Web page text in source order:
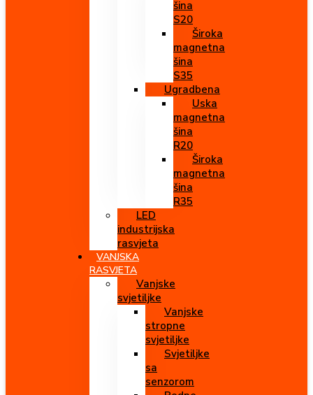
šina
S20
Široka
magnetna
šina
S35
Ugradbena
Uska
magnetna
šina
R20
Široka
magnetna
šina
R35
LED
industrijska
rasvjeta
VANJSKA
RASVJETA
Vanjske
svjetiljke
Vanjske
stropne
svjetiljke
Svjetiljke
sa
senzorom